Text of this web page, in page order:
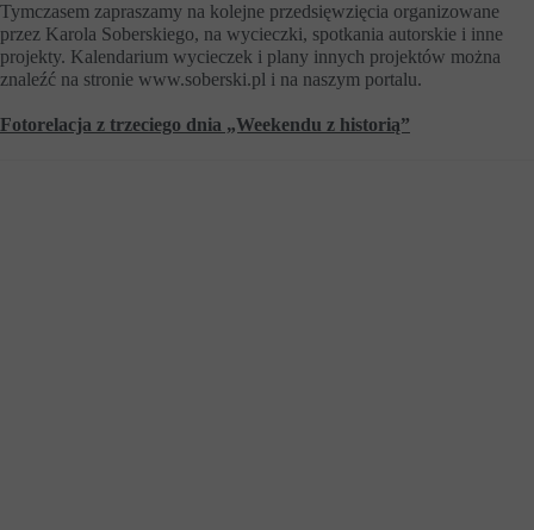
Tymczasem zapraszamy na kolejne przedsięwzięcia organizowane
przez Karola Soberskiego, na wycieczki, spotkania autorskie i inne
projekty. Kalendarium wycieczek i plany innych projektów można
znaleźć na stronie www.soberski.pl i na naszym portalu.
Fotorelacja z trzeciego dnia „Weekendu z historią”